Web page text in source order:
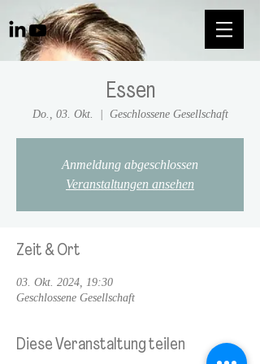
Essen
Do., 03. Okt. Geschlossene Gesellschaft
Anmeldung abgeschlossen
Veranstaltungen ansehen
Zeit & Ort
03. Okt. 2024, 19:30
Geschlossene Gesellschaft
Diese Veranstaltung teilen